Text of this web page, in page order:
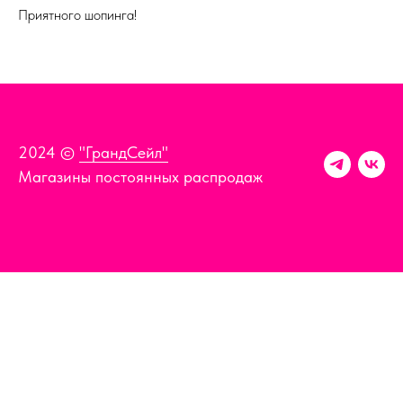
Приятного шопинга!
2024 © "ГрандСейл"
Магазины постоянных распродаж